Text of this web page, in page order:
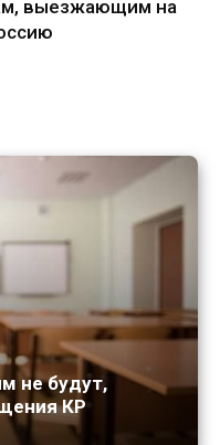
выезжающим на
не будут,
КР